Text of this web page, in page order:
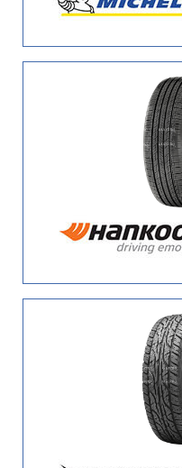
Tutti i tipi (27)
Furgone (0)
Runflat (0)
Non Run flat (27)